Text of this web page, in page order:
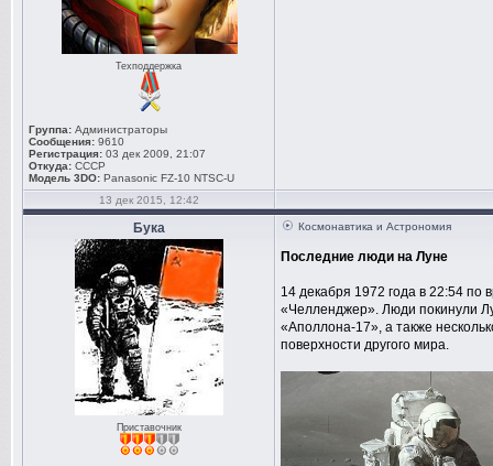
Техподдержка
Группа: Администраторы
Сообщения: 9610
Регистрация: 03 дек 2009, 21:07
Откуда: СССР
Модель 3DO: Panasonic FZ-10 NTSC-U
13 дек 2015, 12:42
Бука
Приставочник
Космонавтика и Астрономия
Последние люди на Луне
14 декабря 1972 года в 22:54
«Челленджер». Люди покинули
«Аполлона-17», а также
поверхности другого мира.